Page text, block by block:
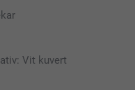
Vit kuvert